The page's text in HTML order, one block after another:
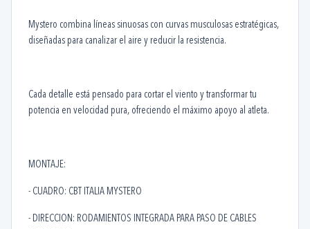
Mystero combina líneas sinuosas con curvas musculosas estratégicas,
diseñadas para canalizar el aire y reducir la resistencia.
Cada detalle está pensado para cortar el viento y transformar tu
potencia en velocidad pura, ofreciendo el máximo apoyo al atleta.
MONTAJE:
- CUADRO: CBT ITALIA MYSTERO
- DIRECCION: RODAMIENTOS INTEGRADA PARA PASO DE CABLES